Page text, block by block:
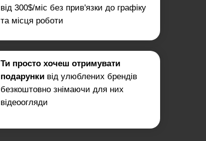
від 300$/міс без прив'язки до графіку
та місця роботи
Ти просто хочеш отримувати
подарунки від улюблених брендів
безкоштовно знімаючи для них
відеоогляди